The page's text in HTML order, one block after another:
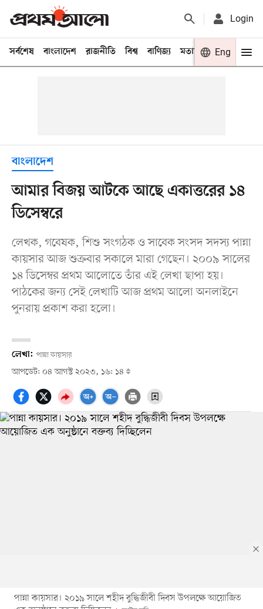
Login
সর্বশেষ বাংলাদেশ রাজনীতি বিশ্ব বাণিজ্য মতামত খেলা
Eng
বাংলাদেশ
আমার বিজয় আটকে আছে একাত্তরের ১৪
ডিসেম্বরে
লেখক, গবেষক, শিশু সংগঠক ও সাবেক সংসদ সদস্য পান্না
কায়সার আজ শুক্রবার সকালে মারা গেছেন। ২০০৯ সালের
১৪ ডিসেম্বর প্রথম আলোতে তাঁর এই লেখা ছাপা হয়।
পাঠকের জন্য সেই লেখাটি আজ প্রথম আলো অনলাইনে
পুনরায় প্রকাশ করা হলো।
লেখা: পান্না কায়সার
আপডেট: ০৪ আগস্ট ২০২৩, ১৬: ১৪
পান্না কায়সার। ২০১৯ সালে শহীদ বুদ্ধিজীবী দিবস উপলক্ষে আয়োজিত